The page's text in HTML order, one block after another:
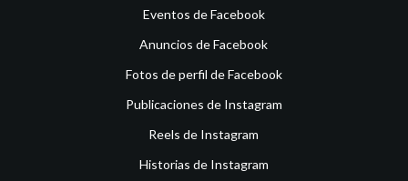
Eventos de Facebook
Anuncios de Facebook
Fotos de perfil de Facebook
Publicaciones de Instagram
Reels de Instagram
Historias de Instagram